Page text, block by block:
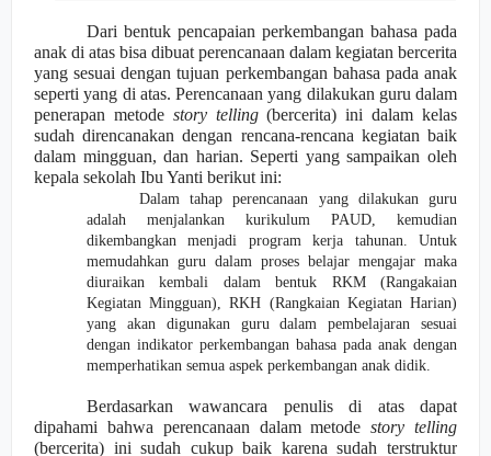
Dari bentuk pencapaian perkembangan bahasa pada
anak di atas bisa dibuat perencanaan dalam kegiatan bercerita
yang sesuai dengan tujuan perkembangan bahasa pada anak
seperti yang di atas. Perencanaan yang dilakukan guru dalam
penerapan metode story telling(bercerita) ini dalam kelas
sudah direncanakan dengan rencana-rencana kegiatan baik
dalam mingguan, dan harian. Seperti yang sampaikan oleh
kepala sekolah Ibu Yanti berikut ini:
Dalam tahap perencanaan yang dilakukan guru
adalah menjalankan kurikulum PAUD, kemudian
dikembangkan menjadi program kerja tahunan. Untuk
memudahkan guru dalam proses belajar mengajar maka
diuraikan kembali dalam bentuk RKM (Rangakaian
Kegiatan Mingguan), RKH (Rangkaian Kegiatan Harian)
yang akan digunakan guru dalam pembelajaran sesuai
dengan indikator perkembangan bahasa pada anak dengan
memperhatikan semua aspek perkembangan anak didik.
Berdasarkan wawancara penulis di atas dapat
dipahami bahwa perencanaan dalam metodestory telling
(bercerita) ini sudah cukup baik karena sudah terstruktur